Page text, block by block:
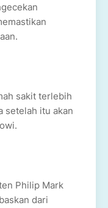
sakit terlebih
setelah itu akan
Philip Mark
dari